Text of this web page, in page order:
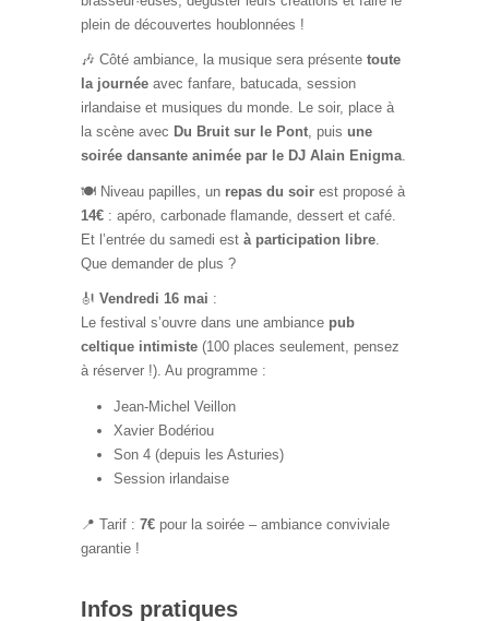
plein de découvertes houblonnées !
🎶 Côté ambiance, la musique sera présente toute
la journée avec fanfare, batucada, session
irlandaise et musiques du monde. Le soir, place à
la scène avec Du Bruit sur le Pont, puis une
soirée dansante animée par le DJ Alain Enigma.
🍽️ Niveau papilles, un repas du soir est proposé à
14€ : apéro, carbonade flamande, dessert et café.
Et l’entrée du samedi est à participation libre
Que demander de plus ?
🎻 Vendredi 16 mai :
Le festival s’ouvre dans une ambiance pub
celtique intimiste (100 places seulement, pensez
à réserver !). Au programme :
Jean-Michel Veillon
Xavier Bodériou
Son 4 (depuis les Asturies)
Session irlandaise
📍 Tarif : 7€ pour la soirée – ambiance conviviale
garantie !
Infos pratiques